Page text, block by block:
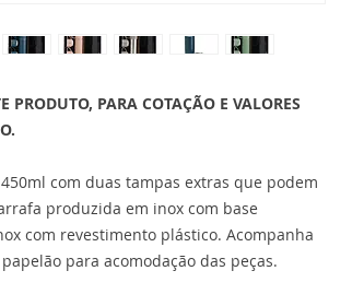
PRODUTO, PARA COTAÇÃO E VALORES
com duas tampas extras que podem
produzida em inox com base
com revestimento plástico. Acompanha
para acomodação das peças.